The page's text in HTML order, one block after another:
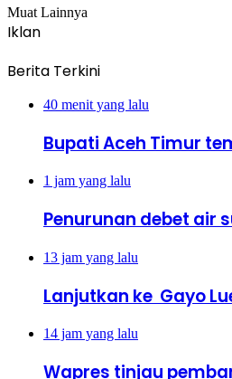
Muat Lainnya
Iklan
Berita Terkini
40 menit yang lalu
Bupati Aceh Timur
1 jam yang lalu
Penurunan debet air
13 jam yang lalu
Lanjutkan ke Gayo
14 jam yang lalu
Wapres tinjau